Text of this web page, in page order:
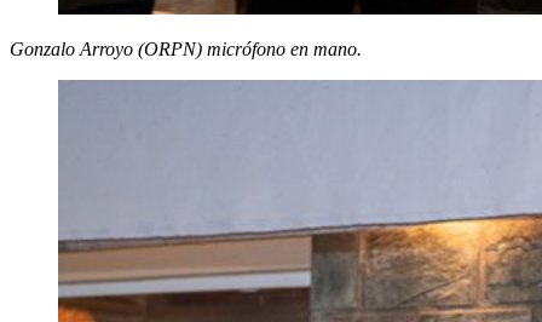
Gonzalo Arroyo (ORPN) micrófono en mano.